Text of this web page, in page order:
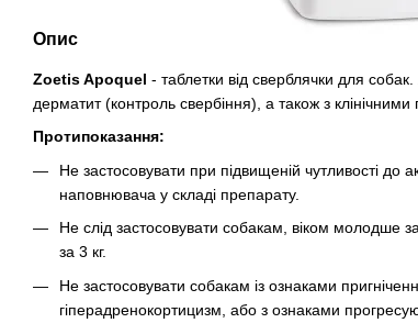
Опис
Zoetis Apoquel - таблетки від сверблячки для
дерматит (контроль свербіння), а також з
Протипоказання:
Не застосовувати при підвищеній чутливості до
наповнювача у складі препарату.
Не слід застосовувати собакам, віком молодше
за 3 кг.
Не застосовувати собакам із ознаками
гіперадренокортицизм, або з ознаками